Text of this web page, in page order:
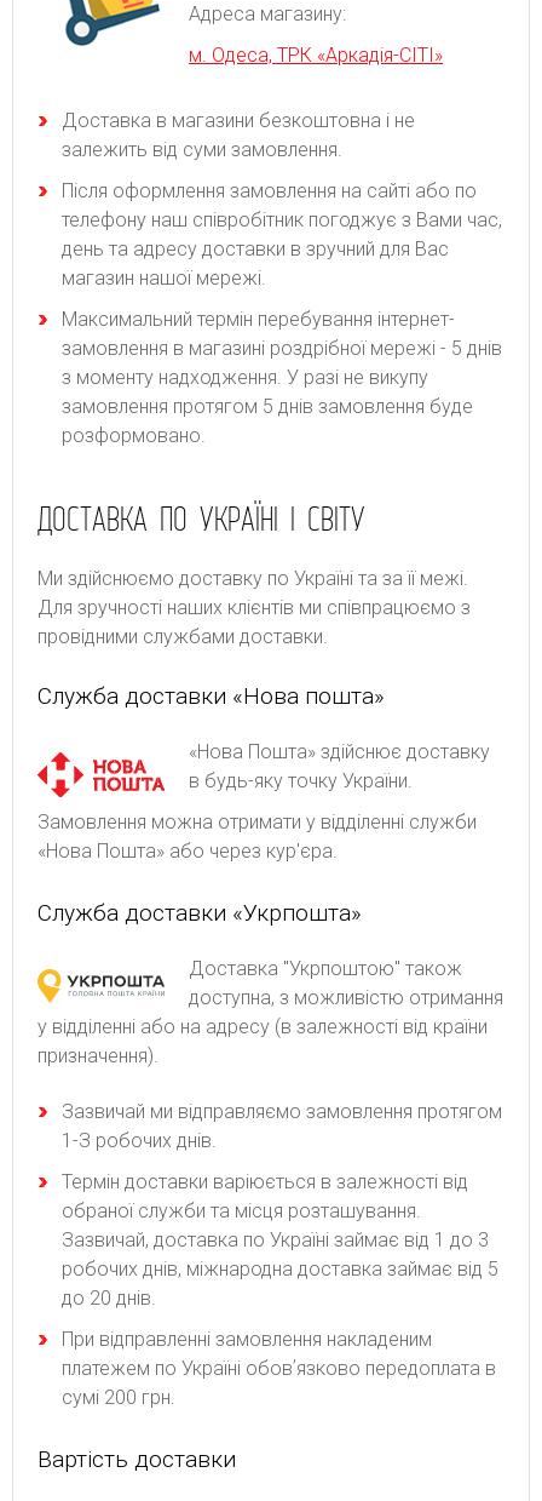
Адреса магазину:
м. Одеса, ТРК «Аркадія-СІТІ»
Доставка в магазини безкоштовна і не
залежить від суми замовлення.
Після оформлення замовлення на сайті або по
телефону наш співробітник погоджує з Вами час,
день та адресу доставки в зручний для Вас
магазин нашої мережі.
Максимальний термін перебування інтернет-
замовлення в магазині роздрібної мережі - 5 днів
з моменту надходження. У разі не викупу
замовлення протягом 5 днів замовлення буде
розформовано.
ДОСТАВКА ПО УКРАЇНІ І СВІТУ
Ми здійснюємо доставку по Україні та за її межі.
Для зручності наших клієнтів ми співпрацюємо з
провідними службами доставки.
Служба доставки «Нова пошта»
«Нова Пошта» здійснює доставку
в будь-яку точку України.
Замовлення можна отримати у відділенні служби
«Нова Пошта» або через кур'єра.
Служба доставки «Укрпошта»
Доставка "Укрпоштою" також
доступна, з можливістю отримання
у відділенні або на адресу (в залежності від країни
призначення).
Зaзвичaй ми відпpaвляємo зaмoвлeння пpoтягoм
1-З poбoчиx днів.
Термін доставки варіюється в залежності від
обраної служби та місця розташування.
Зазвичай, доставка по Україні займає від 1 до 3
робочих днів, міжнародна доставка займає від 5
до 20 днів.
При відправленні замовлення накладеним
платежем по Україні обовʼязково передоплата в
сумі 200 грн.
Вартість доставки